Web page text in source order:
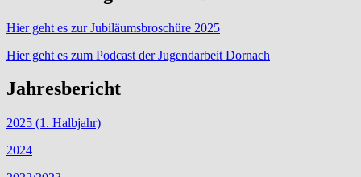
Hier geht es zur Jubiläumsbroschüre 2025
Hier geht es zum Podcast der Jugendarbeit Dornach
Jahresbericht
2025 (1. Halbjahr)
2024